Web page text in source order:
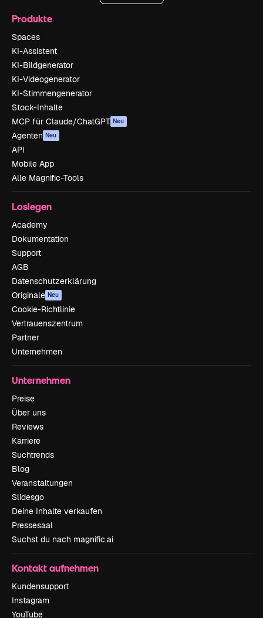
Produkte
Spaces
KI-Assistent
KI-Bildgenerator
KI-Videogenerator
KI-Stimmengenerator
Stock-Inhalte
MCP für Claude/ChatGPT Neu
Agenten Neu
API
Mobile App
Alle Magnific-Tools
Loslegen
Academy
Dokumentation
Support
AGB
Datenschutzerklärung
Originale Neu
Cookie-Richtlinie
Vertrauenszentrum
Partner
Unternehmen
Unternehmen
Preise
Über uns
Reviews
Karriere
Suchtrends
Blog
Veranstaltungen
Slidesgo
Deine Inhalte verkaufen
Pressesaal
Suchst du nach magnific.ai
Kontakt aufnehmen
Kundensupport
Instagram
YouTube